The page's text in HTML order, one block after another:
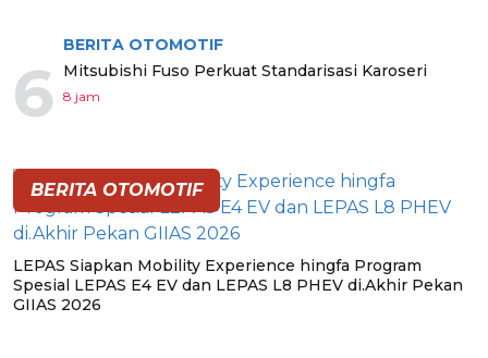
6
BERITA OTOMOTIF
Mitsubishi Fuso Perkuat Standarisasi Karoseri
8 jam
BERITA OTOMOTIF
LEPAS Siapkan Mobility Experience hingfa Program
Spesial LEPAS E4 EV dan LEPAS L8 PHEV di.Akhir Pekan
GIIAS 2026